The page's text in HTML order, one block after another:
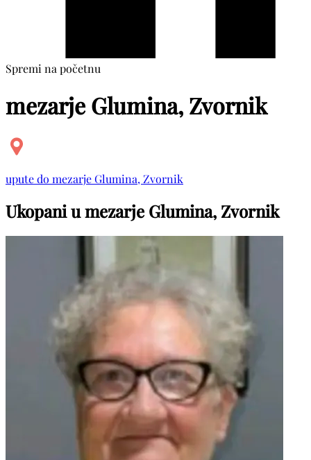
Spremi na početnu
mezarje Glumina, Zvornik
upute do mezarje Glumina, Zvornik
Ukopani u mezarje Glumina, Zvornik